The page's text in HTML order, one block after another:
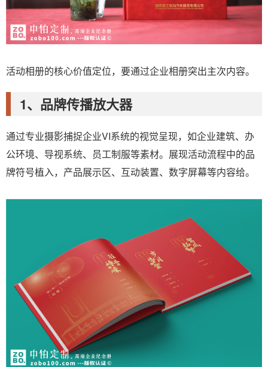
活动相册的核心价值定位，要通过企业相册突出主次内容。
1、品牌传播放大器
通过专业摄影捕捉企业VI系统的视觉呈现，如企业建筑、办
公环境、导视系统、员工制服等素材。展现活动流程中的品
牌符号植入，产品展示区、互动装置、数字屏幕等内容给。